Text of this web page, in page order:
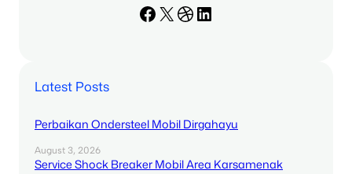
Facebook X Dribbble LinkedIn
Latest Posts
Perbaikan Ondersteel Mobil Dirgahayu
August 3, 2026
Service Shock Breaker Mobil Area Karsamenak